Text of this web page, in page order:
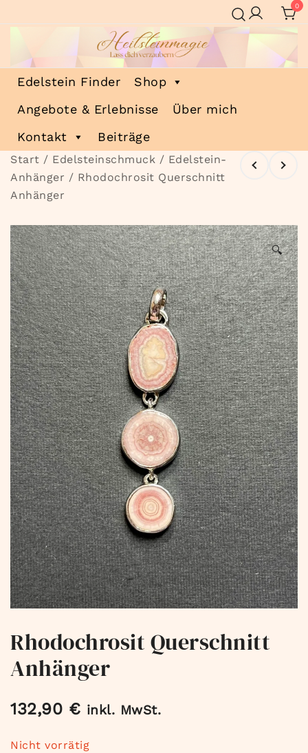
Inhalt
0
Heilsteinmagie
Lass dich verzaubern
Edelstein Finder
Shop
Angebote & Erlebnisse
Über mich
Kontakt
Beiträge
Start / Edelsteinschmuck / Edelstein-
Anhänger / Rhodochrosit Querschnitt
Anhänger
🔍
Rhodochrosit Querschnitt
Anhänger
132,90 € inkl. MwSt.
Nicht vorrätig